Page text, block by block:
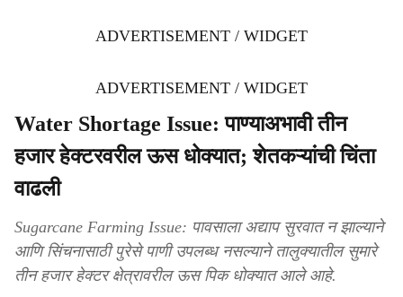
ADVERTISEMENT / WIDGET
ADVERTISEMENT / WIDGET
Water Shortage Issue: पाण्याअभावी तीन
हजार हेक्टरवरील ऊस धोक्यात; शेतकऱ्यांची चिंता
वाढली
Sugarcane Farming Issue: पावसाला अद्याप सुरवात न झाल्याने
आणि सिंचनासाठी पुरेसे पाणी उपलब्ध नसल्याने तालुक्यातील सुमारे
तीन हजार हेक्टर क्षेत्रावरील ऊस पिक धोक्यात आले आहे.